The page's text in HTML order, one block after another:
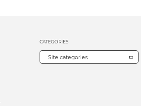
CATEGORIES
Site categories